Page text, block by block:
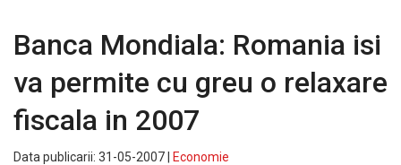
Banca Mondiala: Romania isi
va permite cu greu o relaxare
fiscala in 2007
Data publicarii: 31-05-2007 |
Economie